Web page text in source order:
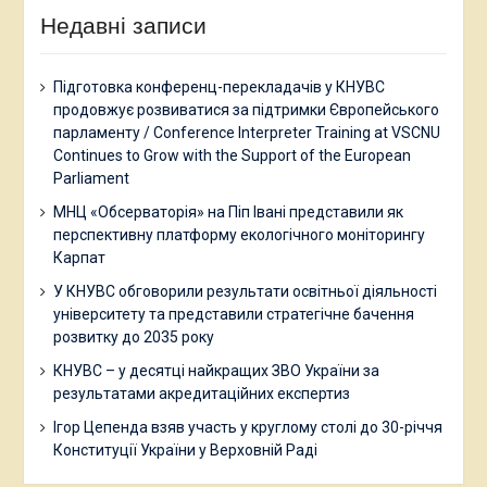
Трухан О.І. Методика та стратегії викладання
іноземних мов в умовах інклюзії / О.І. Трухан //
досвід і виклики // Матеріали міжнародної науково-
практичної конференції.– Івано-Франківськ, 2019. –
С. 284-287.
Міжнародна науково-практична
інтернет-конференція «Доступність і
неперервність освіти впродовж життя:
зарубіжний досвід та національна
практика» (ПНУ ім. В.Стефаника, 17
травня 2022р.) (Новочасна світова
література у змісті підготовки
майбутнього вчителя англійської
мови)
освіта в умовах викликів XXI століття»
Недавні записи
Підготовка конференц-перекладачів у КНУВС
продовжує розвиватися за підтримки Європейського
парламенту / Conference Interpreter Training at VSCNU
Continues to Grow with the Support of the European
Parliament
МНЦ «Обсерваторія» на Піп Івані представили як
перспективну платформу екологічного моніторингу
Карпат
У КНУВС обговорили результати освітньої діяльності
університету та представили стратегічне бачення
розвитку до 2035 року
КНУВС – у десятці найкращих ЗВО України за
результатами акредитаційних експертиз
Ігор Цепенда взяв участь у круглому столі до 30-річчя
Конституції України у Верховній Раді